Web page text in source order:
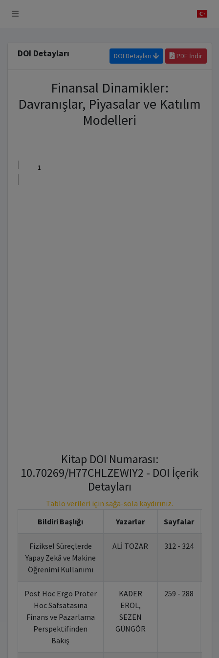
DOI Detayları DOI Detayları PDF İndir
Finansal Dinamikler:
Davranışlar, Piyasalar ve Katılım
Modelleri
Kitap DOI Numarası:
10.70269/H77CHLZEWIY2 - DOI İçerik
Detayları
Tablo verileri için sağa-sola kaydırınız.
Bildiri Başlığı
Yazarlar Sayfalar
Fiziksel Süreçlerde
Yapay Zekâ ve Makine
Öğrenimi Kullanımı
ALİ TOZAR 312 - 324
Post Hoc Ergo Proter
Hoc Safsatasına
Finans ve Pazarlama
Perspektifinden
Bakış
KADER
EROL,
SEZEN
GÜNGÖR
259 - 288